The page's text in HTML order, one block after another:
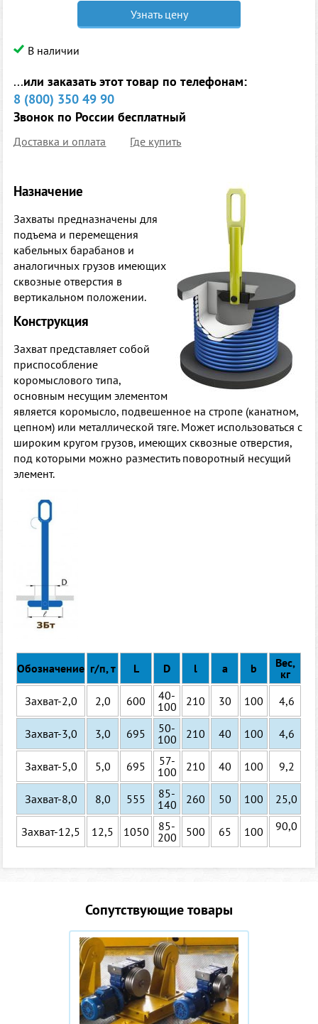
Узнать цену
В наличии
...или заказать этот товар по телефонам:
8 (800) 350 49 90
Звонок по России бесплатный
Доставка и оплата Где купить
Назначение
Захваты предназначены для
подъема и перемещения
кабельных барабанов и
аналогичных грузов имеющих
сквозные отверстия в
вертикальном положении.
Конструкция
Захват представляет собой
приспособление
коромыслового типа,
основным несущим элементом
является коромысло, подвешенное на стропе (канатном,
цепном) или металлической тяге. Может использоваться с
широким кругом грузов, имеющих сквозные отверстия,
под которыми можно разместить поворотный несущий
элемент.
Обозначение г/п, т L D l a b
Вес,
кг
Захват-2,0
2,0 600
40-
100
210 30 100 4,6
Захват-3,0 3,0 695
50-
100
210 40 100 4,6
Захват-5,0 5,0 695
57-
100
210 40 100 9,2
Захват-8,0 8,0 555
85-
140
260 50 100 25,0
Захват-12,5 12,5 1050
85-
200
500 65 100 90,0
Сопутствующие товары